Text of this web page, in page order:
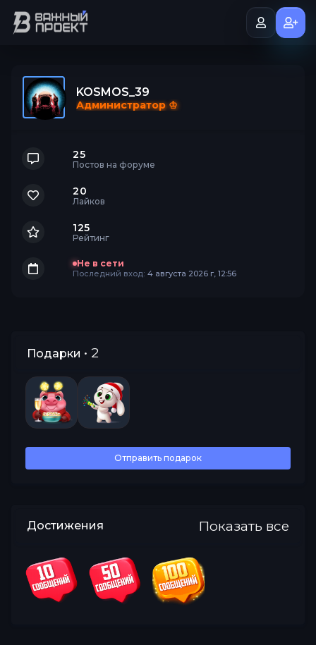
KOSMOS_39
Администратор ♔
25
Постов на форуме
20
Лайков
125
Рейтинг
Не в сети
Последний вход: 4 августа 2026 г, 12:56
Подарки • 2
Все
Отправить подарок
Достижения Показать все